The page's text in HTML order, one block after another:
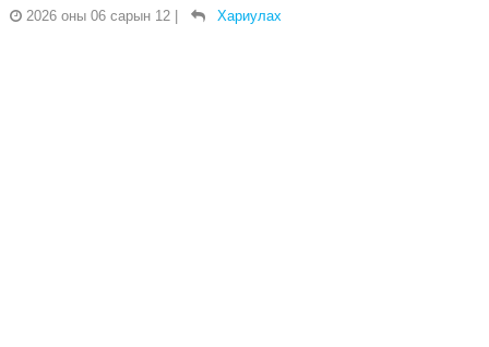
2026 оны 06 сарын 12
Хариулах